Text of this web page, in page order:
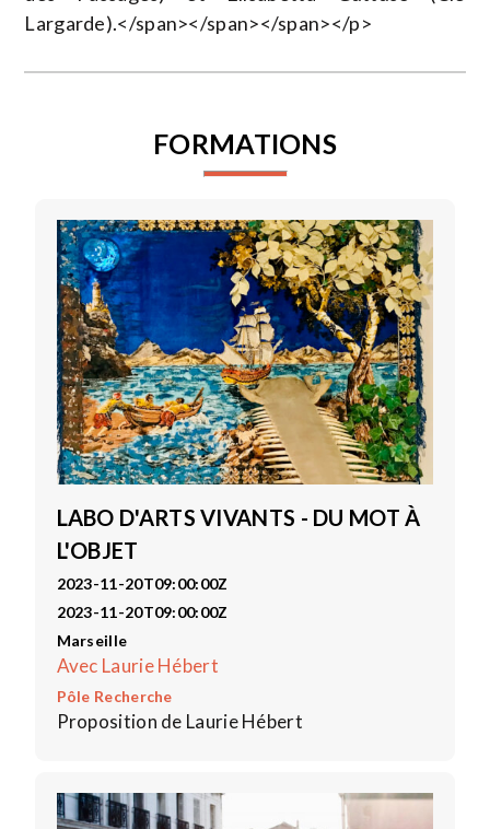
Largarde).</span></span></span></p>
FORMATIONS
LABO D'ARTS VIVANTS - DU MOT À
L'OBJET
2023-11-20T09:00:00Z
2023-11-20T09:00:00Z
Marseille
Avec Laurie Hébert
Pôle Recherche
Proposition de Laurie Hébert